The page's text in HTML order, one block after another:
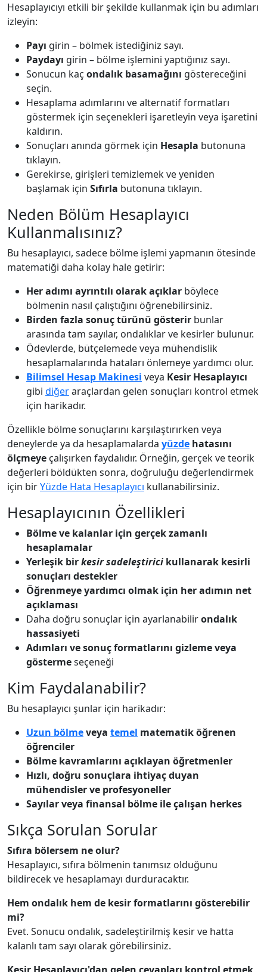
Hesaplayıcıyı etkili bir şekilde kullanmak için bu adımları
izleyin:
Payı girin – bölmek istediğiniz sayı.
Paydayı girin – bölme işlemini yaptığınız sayı.
Sonucun kaç ondalık basamağını göstereceğini
seçin.
Hesaplama adımlarını ve alternatif formatları
göstermek için seçenekleri işaretleyin veya işaretini
kaldırın.
Sonuçları anında görmek için Hesapla butonuna
tıklayın.
Gerekirse, girişleri temizlemek ve yeniden
başlamak için Sıfırla butonuna tıklayın.
Neden Bölüm Hesaplayıcı
Kullanmalısınız?
Bu hesaplayıcı, sadece bölme işlemi yapmanın ötesinde
matematiği daha kolay hale getirir:
Her adımı ayrıntılı olarak açıklar böylece
bölmenin nasıl çalıştığını öğrenebilirsiniz.
Birden fazla sonuç türünü gösterir bunlar
arasında tam sayılar, ondalıklar ve kesirler bulunur.
Ödevlerde, bütçelemede veya mühendislik
hesaplamalarında hataları önlemeye yardımcı olur.
Bilimsel Hesap Makinesi veya Kesir Hesaplayıcı
gibi diğeraraçlardan gelen sonuçları kontrol etmek
için harikadır.
Özellikle bölme sonuçlarını karşılaştırırken veya
deneylerde ya da hesaplamalarda yüzde hatasını
ölçmeye çalışırken faydalıdır. Örneğin, gerçek ve teorik
değerleri böldükten sonra, doğruluğu değerlendirmek
için birYüzde Hata Hesaplayıcı kullanabilirsiniz.
Hesaplayıcının Özellikleri
Bölme ve kalanlar için gerçek zamanlı
hesaplamalar
Yerleşik birkesir sadeleştirici kullanarak kesirli
sonuçları destekler
Öğrenmeye yardımcı olmak için her adımın net
açıklaması
Daha doğru sonuçlar için ayarlanabilirondalık
hassasiyeti
Adımları ve sonuç formatlarını gizleme veya
göstermeseçeneği
Kim Faydalanabilir?
Bu hesaplayıcı şunlar için harikadır:
Uzun bölmeveya temel matematik öğrenen
öğrenciler
Bölme kavramlarını açıklayan öğretmenler
Hızlı, doğru sonuçlara ihtiyaç duyan
mühendisler ve profesyoneller
Sayılar veya finansal bölme ile çalışan herkes
Sıkça Sorulan Sorular
Sıfıra bölersem ne olur?
Hesaplayıcı, sıfıra bölmenin tanımsız olduğunu
bildirecek ve hesaplamayı durduracaktır.
Hem ondalık hem de kesir formatlarını gösterebilir
mi?
Evet. Sonucu ondalık, sadeleştirilmiş kesir ve hatta
kalanlı tam sayı olarak görebilirsiniz.